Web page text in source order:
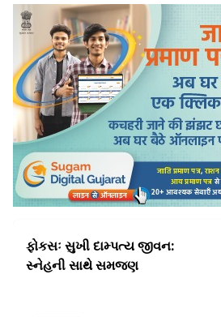
ફોકસઃ સુખી દામ્પત્ય જીવન:
સ્નેહની સાથે સમજણ